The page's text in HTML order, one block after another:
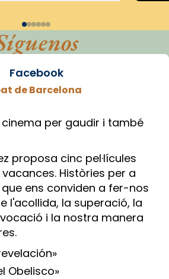
Facebook
de Barcelona
cinema per gaudir i també
proposa cinc pel·lícules
Històries per a
ens conviden a fer-nos
l'acollida, la superació, la
i la nostra manera
Obelisco»